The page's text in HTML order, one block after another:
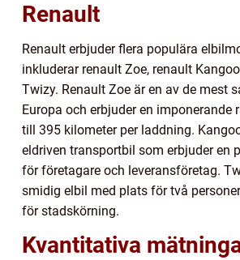
Renault
Renault erbjuder flera populära
inkluderar renault Zoe, renault
Twizy. Renault Zoe är en av de mest
Europa och erbjuder en imponerande
till 395 kilometer per laddning.
eldriven transportbil som erbjuder en
för företagare och leveransföretag.
smidig elbil med plats för två
för stadskörning.
Kvantitativa